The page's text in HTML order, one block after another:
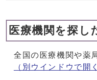
医療機関を探し
全国の医療機関や薬
（別ウインドウで開